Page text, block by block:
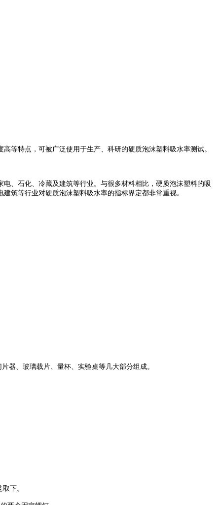
等特点，可被广泛使用于生产、科研的硬质泡沫塑料吸水率测试。
、石化、冷藏及建筑等行业。与很多材料相比，硬质泡沫塑料的吸
筑等行业对硬质泡沫塑料吸水率的指标界定都非常重视。
器、玻璃载片、量杯、实验桌等几大部分组成。
下。